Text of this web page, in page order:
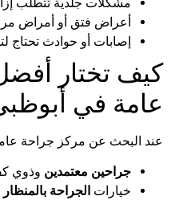
أعراض فتق أو أمراض
إصابات أو حوادث تحتاج
كيف تختار
عامة في
عند البحث عن مركز جراحة
جراحين معتمدين وذوي
خيارات الجراحة بالمنظار